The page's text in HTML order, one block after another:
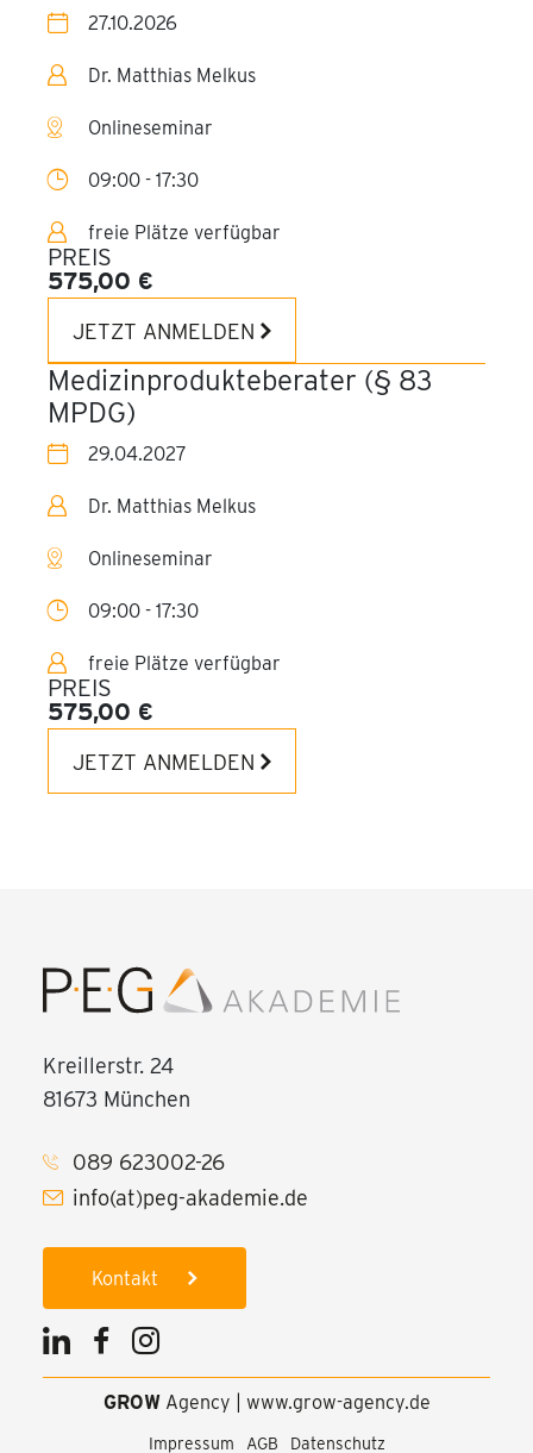
27.10.2026
Dr. Matthias Melkus
Onlineseminar
09:00 - 17:30
freie Plätze verfügbar
PREIS
575,00 €
JETZT ANMELDEN
Medizinprodukteberater (§ 83
MPDG)
29.04.2027
Dr. Matthias Melkus
Onlineseminar
09:00 - 17:30
freie Plätze verfügbar
PREIS
575,00 €
JETZT ANMELDEN
Kreillerstr. 24
81673 München
089 623002-26
info(at)peg-akademie.de
Kontakt
GROWAgency www.grow-agency.de
Impressum AGB Datenschutz